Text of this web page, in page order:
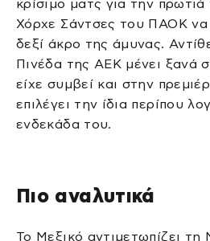
κρίσιμο ματς για την
Χόρχε Σάντσες του ΠΑΟΚ να
δεξί άκρο της άμυνας.
Πινέδα της ΑΕΚ μένει ξανά
είχε συμβεί και στην
επιλέγει την ίδια περίπου
ενδεκάδα του.
Πιο αναλυτικά
Το Μεξικό αντιμετωπίζει